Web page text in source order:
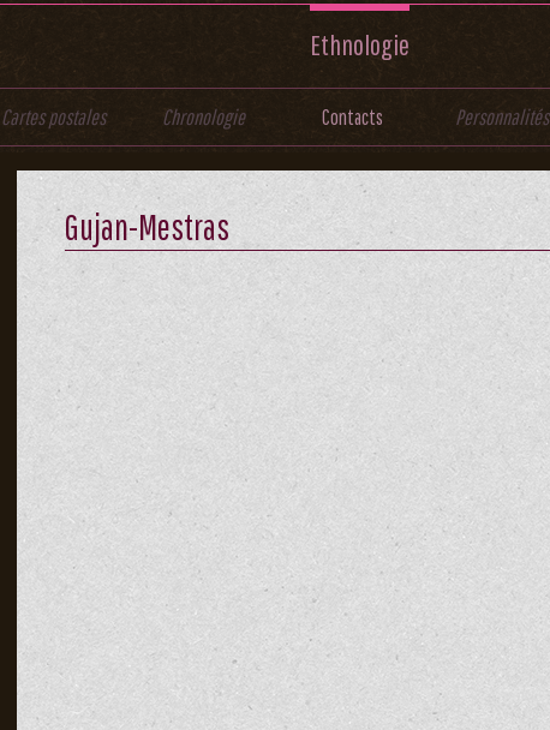
Ethnologie
Cartes postales Chronologie Contacts Personnalités
Gujan-Mestras